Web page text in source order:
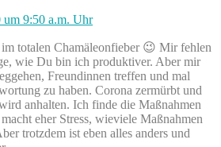
um 9:50 a.m. Uhr
totalen Chamäleonfieber 😉 Mir fehlen
wie Du bin ich produktiver. Aber mir
Freundinnen treffen und mal
zu haben. Corona zermürbt und
anhalten. Ich finde die Maßnahmen
eher Stress, wieviele Maßnahmen
trotzdem ist eben alles anders und